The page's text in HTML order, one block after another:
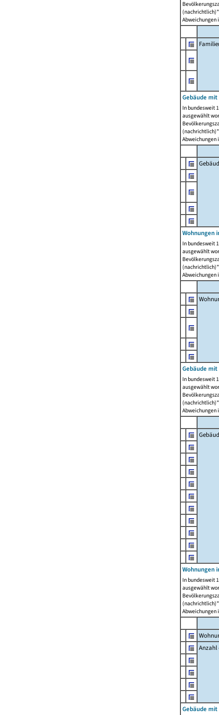
Abweichungen
Gebäude
In bundesweit
ausgewählt
Abweichungen
Wohnungen
In bundesweit
ausgewählt
Abweichungen
Gebäude
In bundesweit
ausgewählt
Abweichungen
Wohnungen
In bundesweit
ausgewählt
Abweichungen
Anzahl
Gebäude